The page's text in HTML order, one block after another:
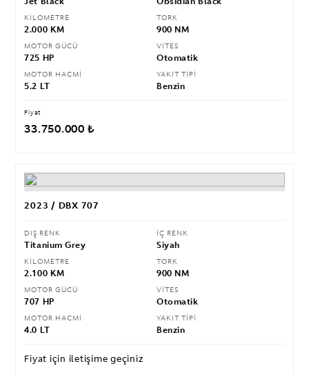
KİLOMETRE
2.000 KM
TORK
900 NM
MOTOR GÜCÜ
725 HP
VİTES
Otomatik
MOTOR HACMİ
5.2 LT
YAKIT TİPİ
Benzin
Fiyat
33.750.000 ₺
2023 / DBX 707
DIŞ RENK
Titanium Grey
İÇ RENK
Siyah
KİLOMETRE
2.100 KM
TORK
900 NM
MOTOR GÜCÜ
707 HP
VİTES
Otomatik
MOTOR HACMİ
4.0 LT
YAKIT TİPİ
Benzin
Fiyat için iletişime geçiniz